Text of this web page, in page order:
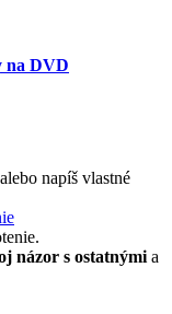
na DVD
napíš vlastné
názor s ostatnými a